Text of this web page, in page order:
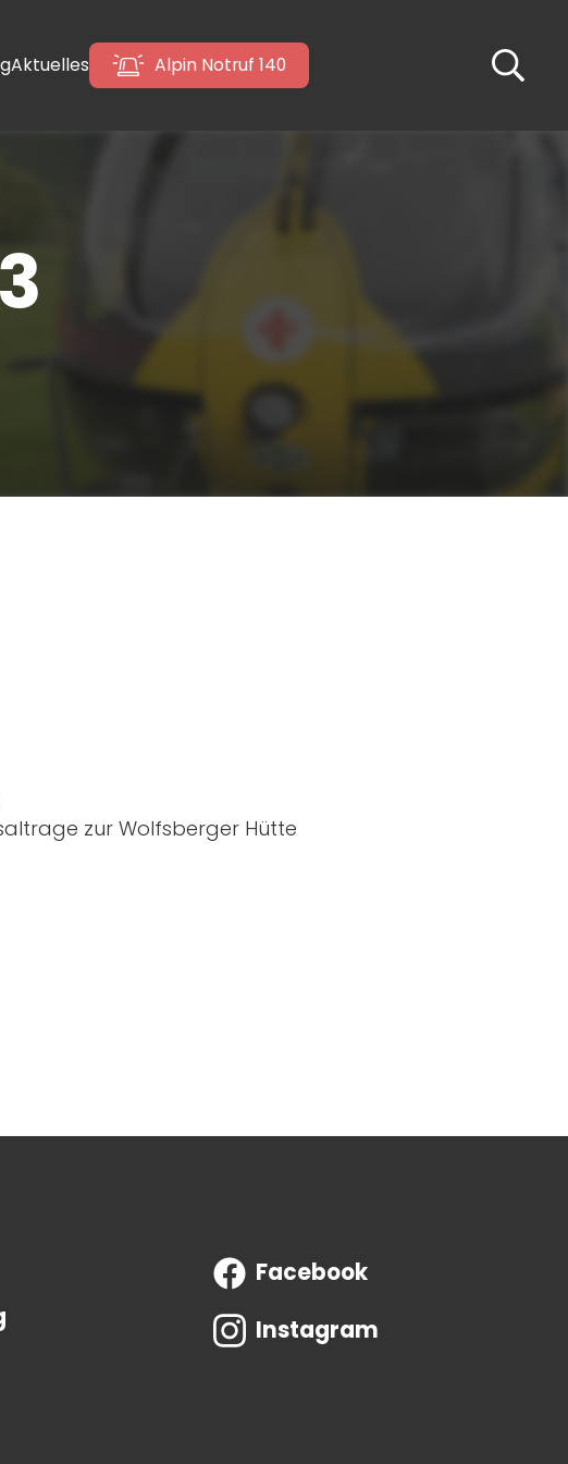
Aktuelles Alpin Notruf 140
zur Wolfsberger Hütte
Facebook
Instagram